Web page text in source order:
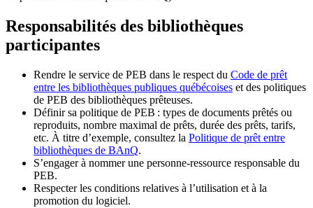
Responsabilités des bibliothèques
participantes
Rendre le service de PEB dans le respect du Code de prêt
entre les bibliothèques publiques québécoises et des politiques
de PEB des bibliothèques prêteuses.
Définir sa politique de PEB : types de documents prêtés ou
reproduits, nombre maximal de prêts, durée des prêts, tarifs,
etc. À titre d’exemple, consultez la Politique de prêt entre
bibliothèques de BAnQ.
S’engager à nommer une personne-ressource responsable du
PEB.
Respecter les conditions relatives à l’utilisation et à la
promotion du logiciel.